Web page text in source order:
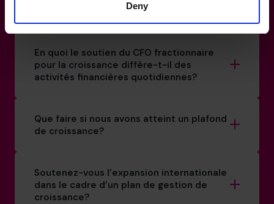
Deny
En quoi le soutien du CFO fractionnaire
pour la croissance diffère-t-il des
activités financières quotidiennes?
Que faire si nous avons atteint un plafond
de croissance?
Soutenez-vous l’expansion internationale
dans le cadre d’un plan de gestion de
croissance?